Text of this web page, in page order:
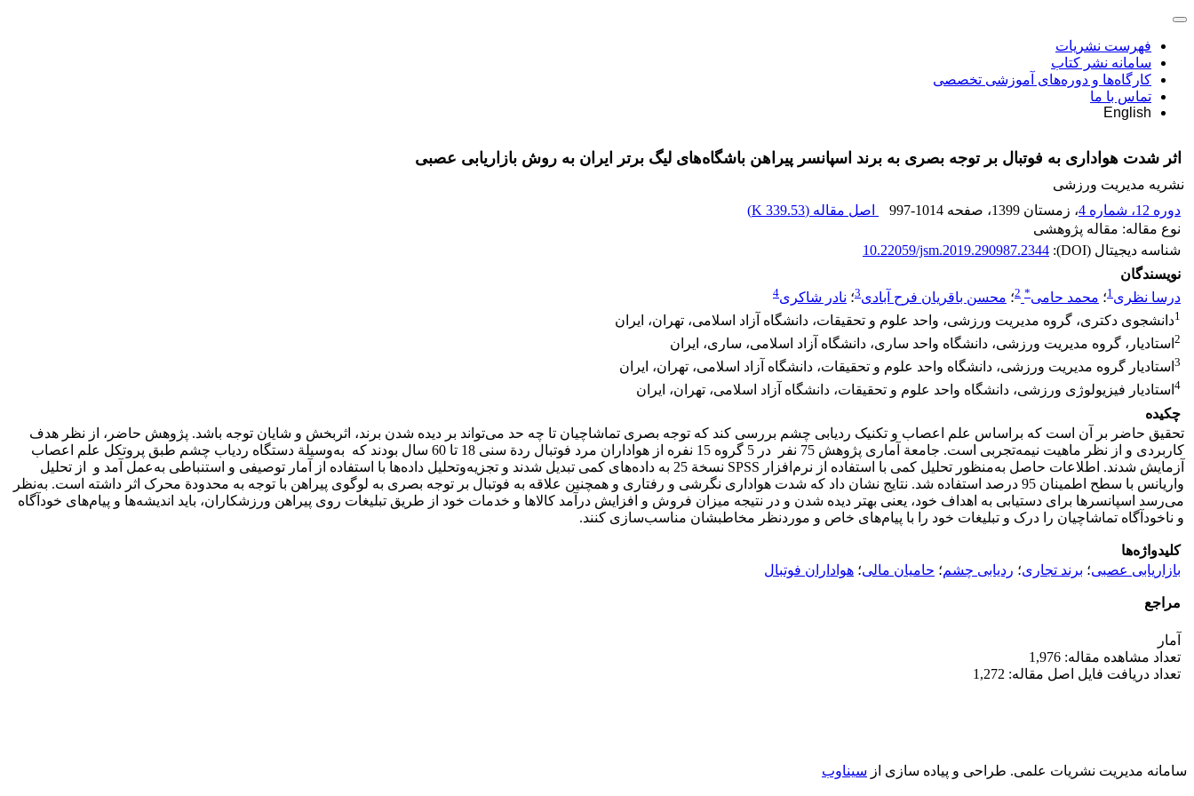
فهرست نشریات
سامانه نشر کتاب
کارگاه‌ها و دوره‌های آموزشی تخصصی
تماس با ما
English
اثر شدت هواداری به فوتبال بر توجه بصری به برند اسپانسر پیراهن باشگاه‌های لیگ برتر ایران به روش بازاریابی عصبی
نشریه مدیریت ورزشی
دوره 12، شماره 4
، زمستان 1399 ، صفحه 997-1014 اصل مقاله (339.53 K
)
نوع مقاله: مقاله پژوهشی
شناسه دیجیتال (DOI):
10.22059/jsm.2019.290987.2344
نویسندگان
درسا نظری1؛ محمد حامی*
2؛ محسن باقریان فرح آبادی3؛ نادر شاکری4
1دانشجوی دکتری، گروه مدیریت ورزشی، واحد علوم و تحقیقات، دانشگاه آزاد اسلامی، تهران، ایران
2 استادیار، گروه مدیریت ورزشی، دانشگاه واحد ساری، دانشگاه آزاد اسلامی، ساری، ایران
3 استادیار گروه مدیریت ورزشی، دانشگاه واحد علوم و تحقیقات، دانشگاه آزاد اسلامی، تهران، ایران
4 استادیار فیزیولوژی ورزشی، دانشگاه واحد علوم و تحقیقات، دانشگاه آزاد اسلامی، تهران، ایران
چکیده
تحقیق حاضر بر آن است که براساس علم اعصاب و تکنیک ردیابی چشم بررسی کند که توجه بصری تماشاچیان تا چه حد می‌تواند بر دیده شدن برند، اثربخش و شایان توجه باشد. پژوهش حاضر، از نظر هدف
کاربردی و از نظر ماهیت نیمه‌‌تجربی است. جامعة آماری پژوهش 75 نفر در 5 گروه 15 نفره از هواداران مرد فوتبال ردة سنی 18 تا 60 سال بودند که به‌وسیلة دستگاه ردیاب چشم طبق پروتکل علم اعصاب
آزمایش شدند. اطلاعات حاصل به‌منظور تحلیل کمی با استفاده از نرم‌افزار SPSS نسخة 25 به داده‌های کمی تبدیل شدند و تجزیه‌وتحلیل داده‌ها با استفاده از آمار توصیفی و استنباطی به‌عمل آمد و از تحلیل
واریانس با سطح اطمینان 95 درصد استفاده شد. نتایج نشان داد که شدت هواداری نگرشی و رفتاری و همچنین علاقه به فوتبال بر توجه بصری به لوگوی پیراهن با توجه به محدودة محرک اثر داشته است. به‌نظر
می‌رسد اسپانسرها برای دستیابی به اهداف خود، یعنی بهتر دیده شدن و در نتیجه میزان فروش و افزایش درآمد کالاها و خدمات خود از طریق تبلیغات روی پیراهن ورزشکاران، باید اندیشه‌ها و پیام‌های خودآگاه
و ناخودآگاه تماشاچیان را درک و تبلیغات خود را با پیام‌های خاص و موردنظر مخاطبشان مناسب‌سازی کنند.
کلیدواژه‌ها
بازاریابی عصبی؛ برند تجاری؛ ردیابی چشم؛ حامیان مالی؛ هواداران فوتبال
مراجع
آمار
تعداد مشاهده مقاله: 1,976
تعداد دریافت فایل اصل مقاله: 1,272
سامانه مدیریت نشریات علمی. طراحی و پیاده سازی از سیناوب